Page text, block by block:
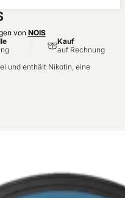
von NOIS
Kauf
auf Rechnung
und enthält Nikotin, eine